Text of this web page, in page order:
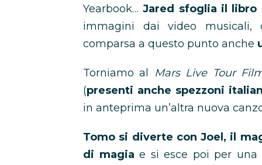
Yearbook…Jared sfoglia il libro
immagini dai video musicali,
comparsa a questo punto anche
Torniamo al Mars Live Tour
(presenti anche spezzoni
in anteprima un’altra nuova
Tomo si diverte con Joel, il
di magia e si esce poi per una